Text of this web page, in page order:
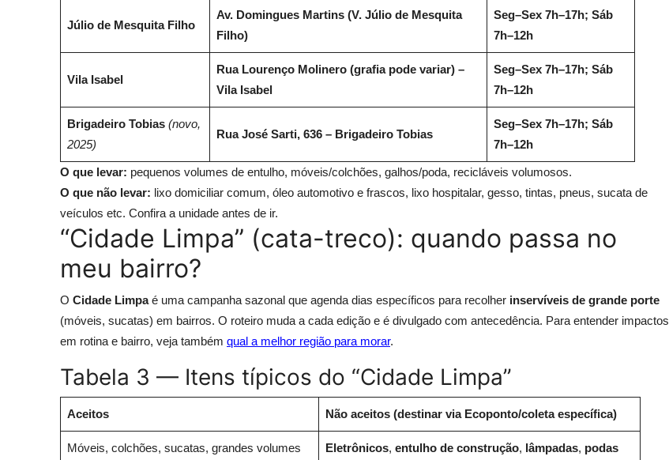
Júlio de Mesquita Filho
Av. Domingues Martins (V. Júlio de Mesquita
Filho)
Seg–Sex 7h–17h; Sáb
7h–12h
Vila Isabel
Rua Lourenço Molinero (grafia pode variar) –
Vila Isabel
Seg–Sex 7h–17h; Sáb
7h–12h
Brigadeiro Tobias (novo,
2025)
Rua José Sarti, 636 – Brigadeiro Tobias
Seg–Sex 7h–17h; Sáb
7h–12h
O que levar: pequenos volumes de entulho, móveis/colchões, galhos/poda, recicláveis volumosos.
O que não levar: lixo domiciliar comum, óleo automotivo e frascos, lixo hospitalar, gesso, tintas, pneus, sucata de
veículos etc. Confira a unidade antes de ir.
“Cidade Limpa” (cata-treco): quando passa no
meu bairro?
O Cidade Limpaé uma campanha sazonal que agenda dias específicos para recolher inservíveis de grande porte
(móveis, sucatas) em bairros. O roteiro muda a cada edição e é divulgado com antecedência. Para entender impactos
em rotina e bairro, veja também qual a melhor região para morar.
Tabela 3 — Itens típicos do “Cidade Limpa”
Aceitos Não aceitos (destinar via Ecoponto/coleta específica)
Móveis, colchões, sucatas, grandes volumes Eletrônicos, entulho de construção, lâmpadas, podas